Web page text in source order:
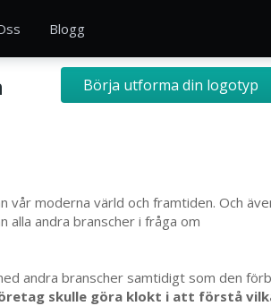
Blogg
Börja utforma din logotyp
vår moderna värld och framtiden. Och
alla andra branscher i fråga om
andra branscher samtidigt som den
skulle göra klokt i att förstå